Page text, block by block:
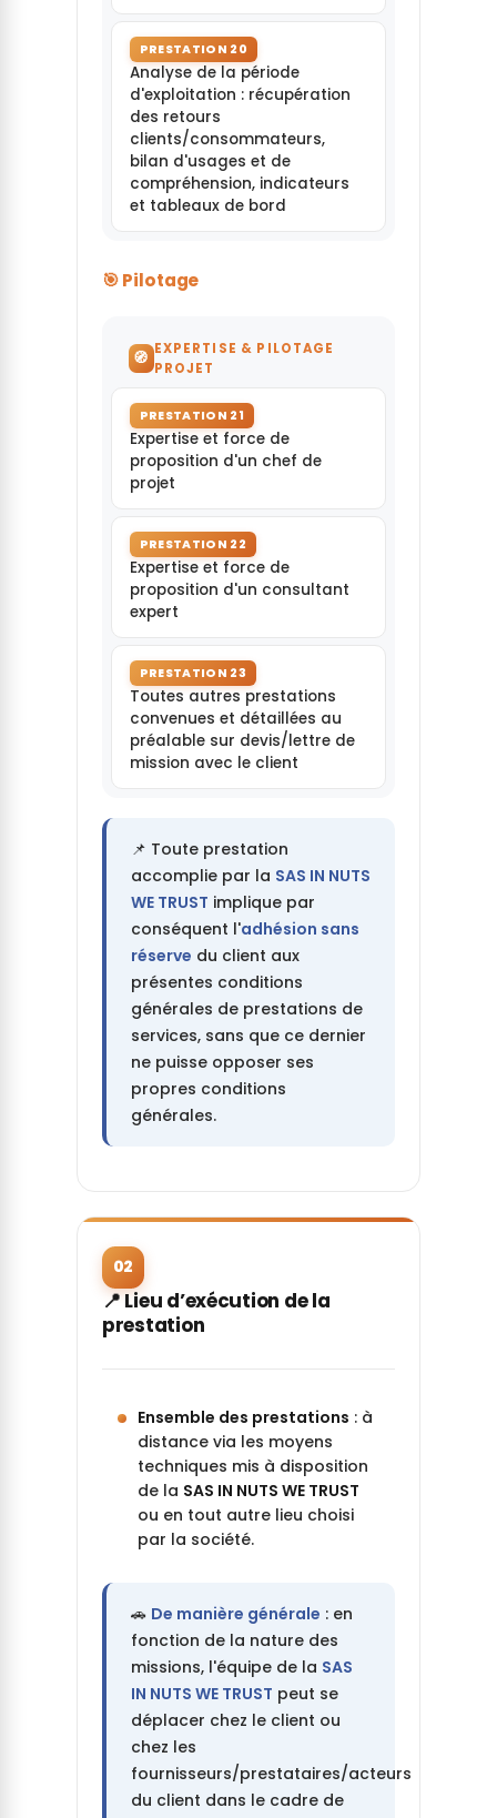
PRESTATION 20
Analyse de la période
d'exploitation : récupération
des retours
clients/consommateurs,
bilan d'usages et de
compréhension, indicateurs
et tableaux de bord
🎯 Pilotage
🧭 EXPERTISE & PILOTAGE
PROJET
PRESTATION 21
Expertise et force de
proposition d'un chef de
projet
PRESTATION 22
Expertise et force de
proposition d'un consultant
expert
PRESTATION 23
Toutes autres prestations
convenues et détaillées au
préalable sur devis/lettre de
mission avec le client
📌 Toute prestation
accomplie par la SAS IN NUTS
WE TRUST implique par
conséquent l'adhésion sans
réserve du client aux
présentes conditions
générales de prestations de
services, sans que ce dernier
ne puisse opposer ses
propres conditions
générales.
02
📍 Lieu d’exécution de la
prestation
Ensemble des prestations : à
distance via les moyens
techniques mis à disposition
de la SAS IN NUTS WE TRUST
ou en tout autre lieu choisi
par la société.
🚗 De manière générale : en
fonction de la nature des
missions, l'équipe de la SAS
IN NUTS WE TRUST peut se
déplacer chez le client ou
chez les
fournisseurs/prestataires/acteurs
du client dans le cadre de